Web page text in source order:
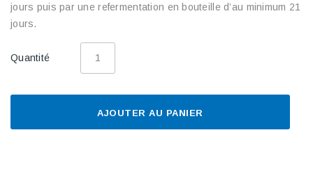
jours puis par une refermentation en bouteille d’au minimum 21
jours.
Quantité
AJOUTER AU PANIER